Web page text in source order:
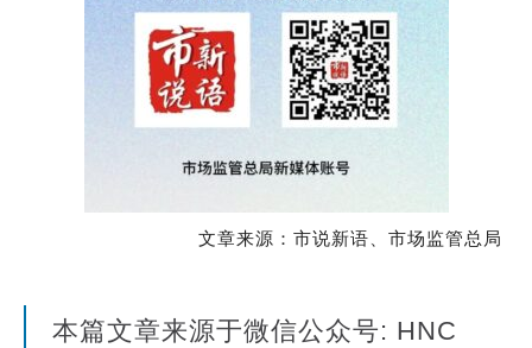
文章来源：市说新语、市场监管总局
本篇文章来源于微信公众号: HNC